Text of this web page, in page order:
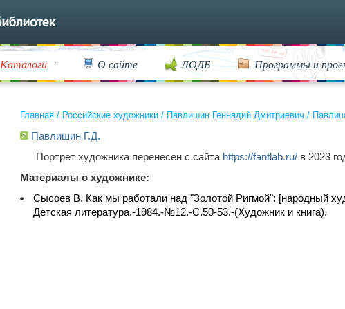
Каталоги О сайте ЛОДБ Программы и
Главная / Российские художники / Павлишин Геннадий Дмитриевич /
Павлишин Г.Д.
Портрет художника перенесен с сайта https://fantlab.ru/в 2023
Материалы о художнике:
Сысоев В. Как мы работали над "Золотой Ригмой": [народный
Детская литература.-1984.-№12.-С.50-53.-(Художник и книга).